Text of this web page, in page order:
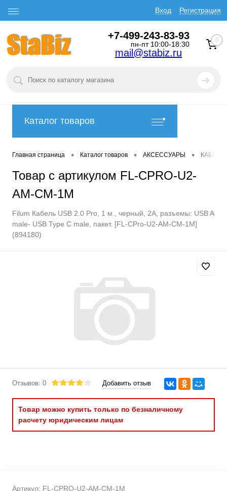
Вход Регистрация
+7-499-243-83-93
пн-пт 10:00-18:30
mail@stabiz.ru
0
Каталог товаров
Главная страница • Каталог товаров • АКСЕССУАРЫ •
Товар с артикулом FL-CPRO-U2-
AM-CM-1M
Filum Кабель USB 2.0 Pro, 1 м., черный, 2A, разъемы: USB A
male- USB Type С male, пакет. [FL-CPro-U2-AM-CM-1M]
(894180)
Отзывов: 0 Добавить отзыв
Товар можно купить только по безналичному
расчету юридическим лицам
Артикул: FL-CPRO-U2-AM-CM-1M